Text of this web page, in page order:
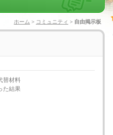
ホーム > コミュニティ > 自由掲示板
替材料
た結果